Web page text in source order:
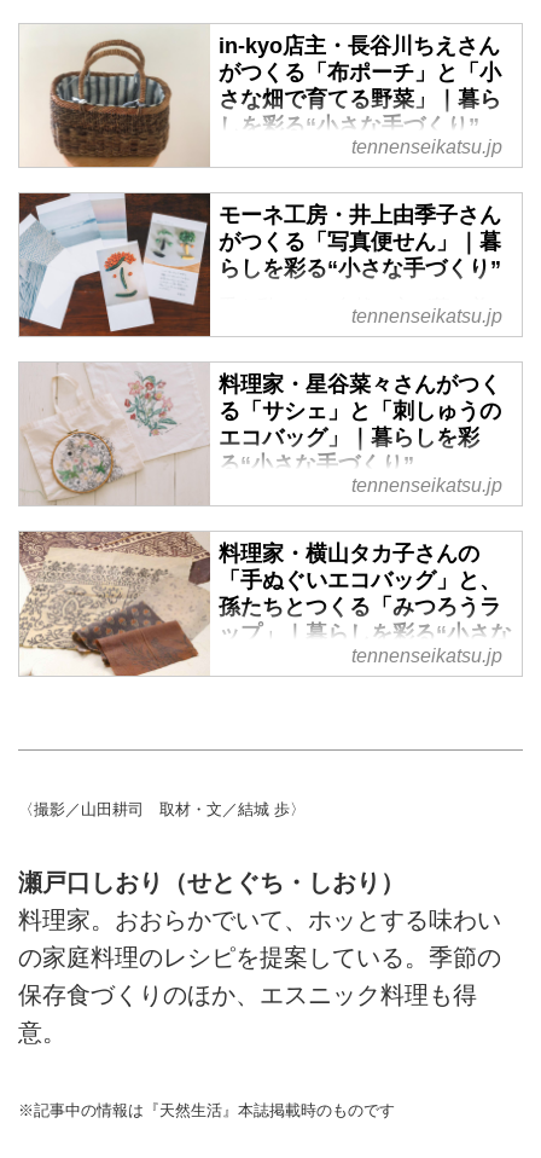
in-kyo店主・長谷川ちえさん
がつくる「布ポーチ」と「小
さな畑で育てる野菜」｜暮ら
しを彩る“小さな手づくり”
手を動かすと自然と心が落ち着
く、ということはありませんか？
どんな小さなものでも、でき上が
ったときの喜びはひとしお。ささ
やかだけどうれしい、in-kyo店
ご紹介します。（『天然生活』
2020年11月号掲載）
tennenseikatsu.jp
モーネ工房・井上由季子さん
がつくる「写真便せん」｜暮
らしを彩る“小さな手づくり”
手を動かすと自然と心が落ち着
く、ということはありませんか？
どんな小さなものでも、でき上が
ったときの喜びはひとしお。ささ
やかだけどうれしい、モーネ工
房・井上由季子さんの手づくりを
ご紹介します。（『天然生活』
2020年11月号掲載）
tennenseikatsu.jp
料理家・星谷菜々さんがつく
る「サシェ」と「刺しゅうの
エコバッグ」｜暮らしを彩
る“小さな手づくり”
手を動かすと自然と心が落ち着
く、ということはありませんか？
どんな小さなものでも、でき上が
ったときの喜びはひとしお。ささ
やかだけどうれしい、料理家・星
谷菜々さんの手づくりをご紹介し
ます。（『天然生活』2020年11
tennenseikatsu.jp
料理家・横山タカ子さんの
「手ぬぐいエコバッグ」と、
孫たちとつくる「みつろうラ
ップ」｜暮らしを彩る“小さな
どんな小さなものでも、でき上が
やかだけどうれしい、料理家・横
11月号掲載）
tennenseikatsu.jp
〈撮影／山田耕司 取材・文／結城 歩〉
瀬戸口しおり（せとぐち・しおり）
料理家。おおらかでいて、ホッとする味わい
の家庭料理のレシピを提案している。季節の
保存食づくりのほか、エスニック料理も得
意。
※記事中の情報は『天然生活』本誌掲載時のものです